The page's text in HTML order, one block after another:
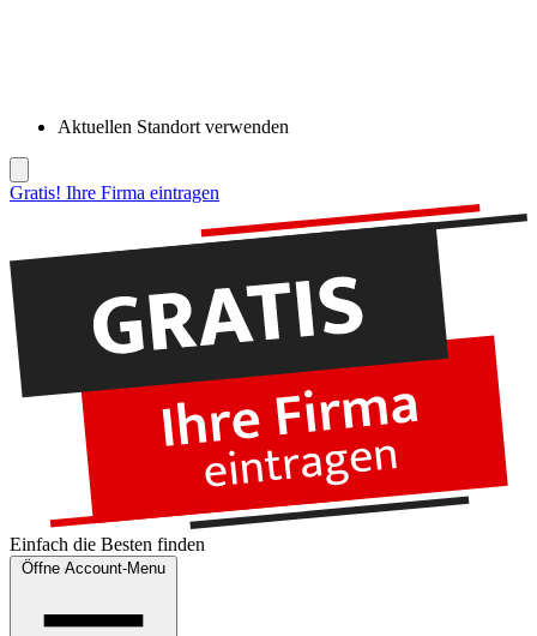
Aktuellen Standort verwenden
Gratis! Ihre Firma eintragen
Einfach die Besten finden
Öffne Account-Menu